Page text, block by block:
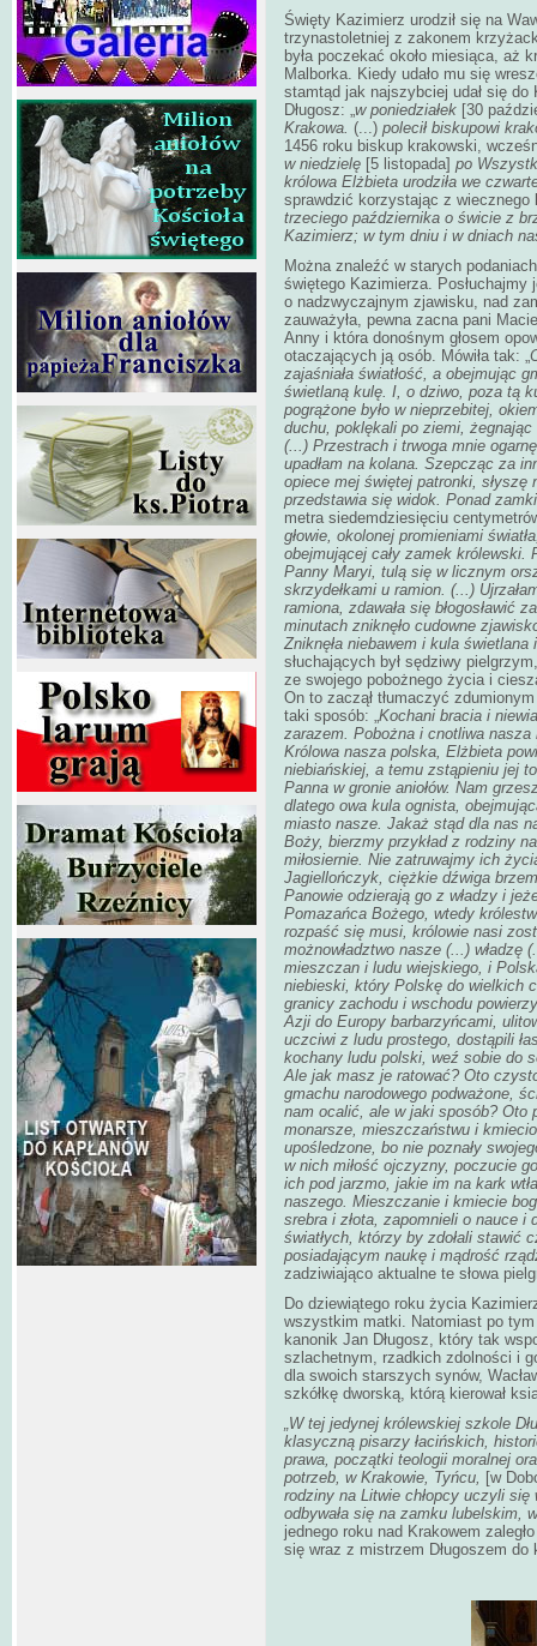
Święty Kazimierz urodził się na
trzynastoletniej z zakonem
była poczekać około miesiąca, aż
Malborka. Kiedy udało mu się
stamtąd jak najszybciej udał się
Długosz: „w poniedziałek [30
Krakowa. (...) polecił biskupowi
1456 roku biskup krakowski,
w niedzielę [5 listopada] po
królowa Elżbieta urodziła we
sprawdzić korzystając z wiecznego
trzeciego października o świcie z
Kazimierz; w tym dniu i w dniach
Można znaleźć w starych
świętego Kazimierza.
o nadzwyczajnym zjawisku, nad
zauważyła, pewna zacna pani
Anny i która donośnym głosem
otaczających ją osób. Mówiła tak: „
zajaśniała światłość, a obejmując
świetlaną kulę. I, o dziwo, poza tą
pogrążone było w nieprzebitej,
duchu, poklękali po ziemi,
(...) Przestrach i trwoga mnie
upadłam na kolana. Szepcząc za
opiece mej świętej patronki,
przedstawia się widok. Ponad
metra siedemdziesięciu
głowie, okolonej promieniami
obejmującej cały zamek królewski.
Panny Maryi, tulą się w licznym
skrzydełkami u ramion. (...)
ramiona, zdawała się błogosławić
minutach zniknęło cudowne
Zniknęła niebawem i kula
słuchających był sędziwy
ze swojego pobożnego życia i
On to zaczął tłumaczyć
taki sposób: „Kochani bracia i
zarazem. Pobożna i cnotliwa nasza
Królowa nasza polska, Elżbieta
niebiańskiej, a temu zstąpieniu jej
Panna w gronie aniołów. Nam
dlatego owa kula ognista,
miasto nasze. Jakaż stąd dla nas
Boży, bierzmy przykład z rodziny
miłosiernie. Nie zatruwajmy ich
Jagiellończyk, ciężkie dźwiga
Panowie odzierają go z władzy i
Pomazańca Bożego, wtedy
rozpaść się musi, królowie nasi
możnowładztwo nasze (...)
mieszczan i ludu wiejskiego, i
niebieski, który Polskę do wielkich
granicy zachodu i wschodu
Azji do Europy barbarzyńcami,
uczciwi z ludu prostego, dostąpili
kochany ludu polski, weź sobie do
Ale jak masz je ratować? Oto
gmachu narodowego podważone,
nam ocalić, ale w jaki sposób? Oto
monarsze, mieszczaństwu i
upośledzone, bo nie poznały
w nich miłość ojczyzny, poczucie
ich pod jarzmo, jakie im na kark
naszego. Mieszczanie i kmiecie
srebra i złota, zapomnieli o nauce
światłych, którzy by zdołali stawić
posiadającym naukę i mądrość
zadziwiająco aktualne te słowa
Do dziewiątego roku życia
wszystkim matki. Natomiast po
kanonik Jan Długosz, który tak
szlachetnym, rzadkich zdolności i
dla swoich starszych synów,
szkółkę dworską, którą kierował
„W tej jedynej królewskiej szkole
klasyczną pisarzy łacińskich,
prawa, początki teologii moralnej
potrzeb, w Krakowie, Tyńcu, [w
rodziny na Litwie chłopcy uczyli
odbywała się na zamku lubelskim,
jednego roku nad Krakowem
się wraz z mistrzem Długoszem